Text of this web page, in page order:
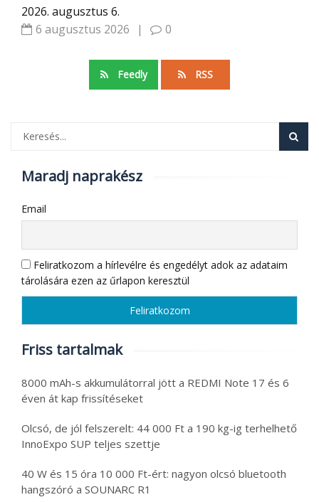
2026. augusztus 6.
6 augusztus 2026
| 0
Feedly RSS
Maradj naprakész
Email
Feliratkozom a hírlevélre és engedélyt adok az adataim
tárolására ezen az űrlapon keresztül
Friss tartalmak
8000 mAh-s akkumulátorral jött a REDMI Note 17 és 6
éven át kap frissítéseket
Olcsó, de jól felszerelt: 44 000 Ft a 190 kg-ig terhelhető
InnoExpo SUP teljes szettje
40 W és 15 óra 10 000 Ft-ért: nagyon olcsó bluetooth
hangszóró a SOUNARC R1